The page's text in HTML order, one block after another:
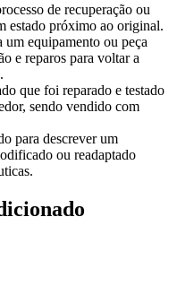
de recuperação ou
estado próximo ao original.
um equipamento ou peça
e reparos para voltar a
que foi reparado e testado
sendo vendido com
para descrever um
ou readaptado